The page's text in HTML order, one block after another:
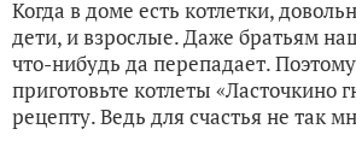
Когда в доме есть котлетки,
дети, и взрослые. Даже братьям
что-нибудь да перепадает.
приготовьте котлеты «Ласточкино
рецепту. Ведь для счастья не так